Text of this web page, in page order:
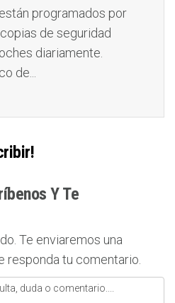
programados por
de seguridad
diariamente.
de...
Y Te
Te enviaremos una
responda tu comentario.